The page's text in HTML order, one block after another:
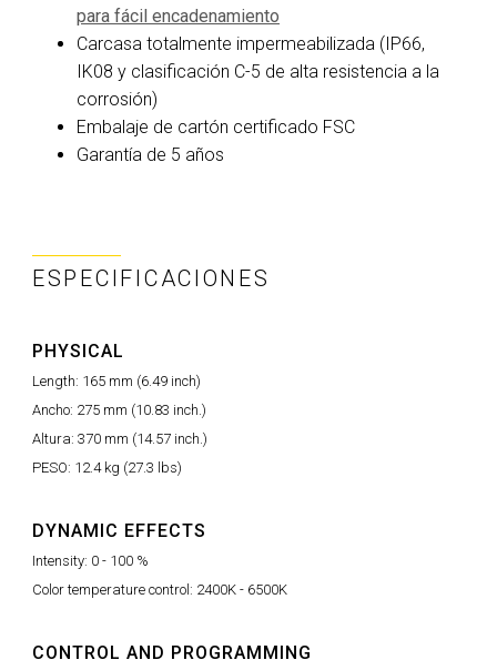
para fácil encadenamiento
Carcasa totalmente impermeabilizada (IP66,
IK08 y clasificación C-5 de alta resistencia a la
corrosión)
Embalaje de cartón certificado FSC
Garantía de 5 años
ESPECIFICACIONES
PHYSICAL
Length: 165 mm (6.49 inch)
Ancho: 275 mm (10.83 inch.)
Altura: 370 mm (14.57 inch.)
PESO: 12.4 kg (27.3 lbs)
DYNAMIC EFFECTS
Intensity: 0 - 100 %
Color temperature control: 2400K - 6500K
CONTROL AND PROGRAMMING